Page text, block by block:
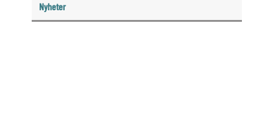
Nyheter